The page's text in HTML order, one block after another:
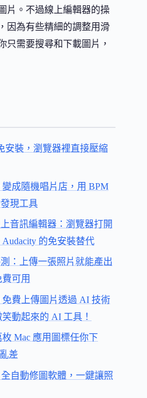
片。不過線上編輯器的操
因為有些精細的調整用滑
只需要搜尋和下載圖片，
安裝，瀏覽器裡直接壓縮
變成隨機唱片店，用 BPM
現工具
音訊編輯器：瀏覽器打開
的免安裝替代
：上傳一張照片就能產出
可用
免費上傳圖片透過 AI 技術
動起來的 AI 工具！
枚 Mac 應用圖標任你下
差
自動修圖軟體，一鍵讓照